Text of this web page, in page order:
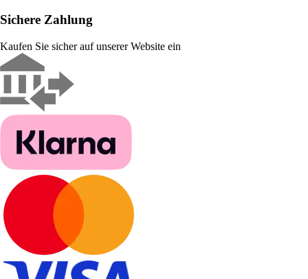
Sichere Zahlung
Kaufen Sie sicher auf unserer Website ein